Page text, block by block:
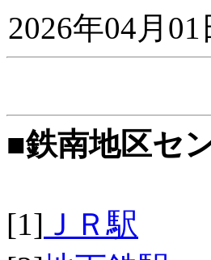
2026年04月01
■鉄南地区セ
[1] ＪＲ駅